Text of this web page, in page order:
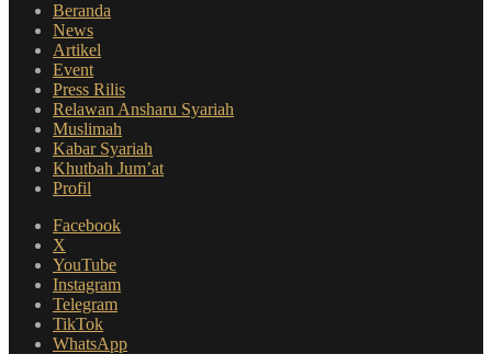
Beranda
News
Artikel
Event
Press Rilis
Relawan Ansharu Syariah
Muslimah
Kabar Syariah
Khutbah Jum’at
Profil
Facebook
X
YouTube
Instagram
Telegram
TikTok
WhatsApp